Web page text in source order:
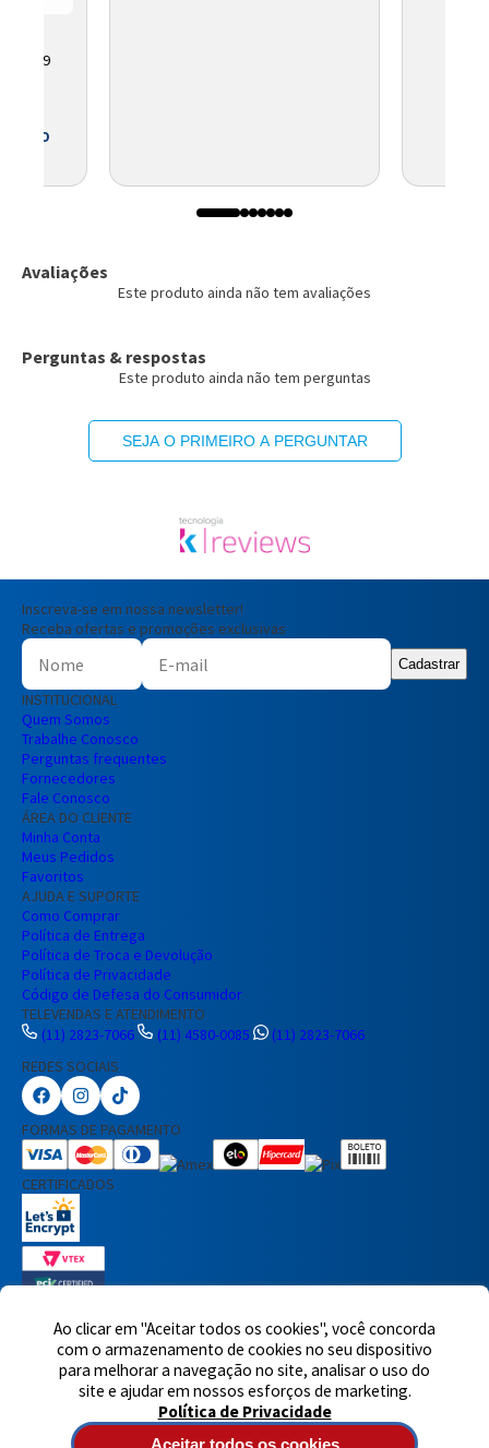
Ao clicar em "Aceitar todos os cookies", você concorda
com o armazenamento de cookies no seu dispositivo
para melhorar a navegação no site, analisar o uso do
site e ajudar em nossos esforços de marketing.
Política de Privacidade
Aceitar todos os cookies
6349
Avaliações
Este produto ainda não tem avaliações
Perguntas & respostas
Este produto ainda não tem perguntas
SEJA O PRIMEIRO A PERGUNTAR
Inscreva-se em nossa newsletter!
Receba ofertas e promoções exclusivas
Cadastrar
INSTITUCIONAL
Quem Somos
Trabalhe Conosco
Perguntas frequentes
Fornecedores
Fale Conosco
ÁREA DO CLIENTE
Minha Conta
Meus Pedidos
Favoritos
AJUDA E SUPORTE
Como Comprar
Política de Entrega
Política de Troca e Devolução
Política de Privacidade
Código de Defesa do Consumidor
TELEVENDAS E ATENDIMENTO
(11) 2823-7066
(11) 4580-0085
(11) 2823-7066
REDES SOCIAIS
FORMAS DE PAGAMENTO
CERTIFICADOS
7460 avaliações reais
© 2025,Eletrônica Santana Ltda. Todos os direitos reservados.
Voluntários da Pátria, 1495 - Santana - CEP 02011-200 - São Paulo -
Atendimento de segunda à quinta-feira das 8h às 18h e sexta-
feira das 8h às 17h - CNPJ: 60717899/0001-90
Nome Completo
Iniciar Conversa